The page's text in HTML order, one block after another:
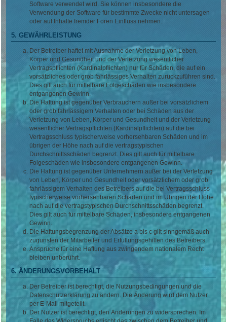
Software verwendet wird. Sie können insbesondere die
Verwendung der Software für bestimmte Zwecke nicht untersagen
oder auf Inhalte fremder Foren Einfluss nehmen.
5. GEWÄHRLEISTUNG
Der Betreiber haftet mit Ausnahme der Verletzung von Leben,
Körper und Gesundheit und der Verletzung wesentlicher
Vertragspflichten (Kardinalpflichten) nur für Schäden, die auf ein
vorsätzliches oder grob fahrlässiges Verhalten zurückzuführen sind.
Dies gilt auch für mittelbare Folgeschäden wie insbesondere
entgangenen Gewinn.
Die Haftung ist gegenüber Verbrauchern außer bei vorsätzlichem
oder grob fahrlässigem Verhalten oder bei Schäden aus der
Verletzung von Leben, Körper und Gesundheit und der Verletzung
wesentlicher Vertragspflichten (Kardinalpflichten) auf die bei
Vertragsschluss typischerweise vorhersehbaren Schäden und im
übrigen der Höhe nach auf die vertragstypischen
Durchschnittsschäden begrenzt. Dies gilt auch für mittelbare
Folgeschäden wie insbesondere entgangenen Gewinn.
Die Haftung ist gegenüber Unternehmern außer bei der Verletzung
von Leben, Körper und Gesundheit oder vorsätzlichem oder grob
fahrlässigem Verhalten des Betreibers auf die bei Vertragsschluss
typischerweise vorhersehbaren Schäden und im Übrigen der Höhe
nach auf die vertragstypischen Durchschnittsschäden begrenzt.
Dies gilt auch für mittelbare Schäden, insbesondere entgangenen
Gewinn.
Die Haftungsbegrenzung der Absätze a bis c gilt sinngemäß auch
zugunsten der Mitarbeiter und Erfüllungsgehilfen des Betreibers.
Ansprüche für eine Haftung aus zwingendem nationalem Recht
bleiben unberührt.
6. ÄNDERUNGSVORBEHALT
Der Betreiber ist berechtigt, die Nutzungsbedingungen und die
Datenschutzerklärung zu ändern. Die Änderung wird dem Nutzer
per E-Mail mitgeteilt.
Der Nutzer ist berechtigt, den Änderungen zu widersprechen. Im